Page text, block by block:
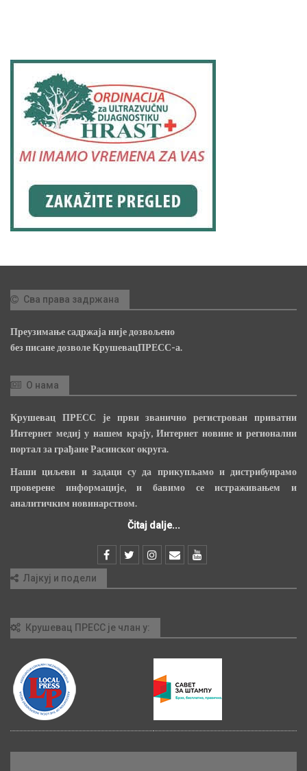
Сва права задржана
Преузимање садржаја није дозвољено
без писане дозволе КрушевацПРЕСС-а.
О нама
Крушевац ПРЕСС је први званично регистрован приватни
Интернет медиј у нашем крају, Интернет новине и регионални
портал за грађане Расинског округа.
Наши циљеви и задаци су да прикупљамо и дистрибуирамо
проверене информације, и бавимо се истраживањем и
аналитичким новинарством.
Čitaj dalje...
Лајкуј и подели
Крушевац ПРЕСС је члан у: